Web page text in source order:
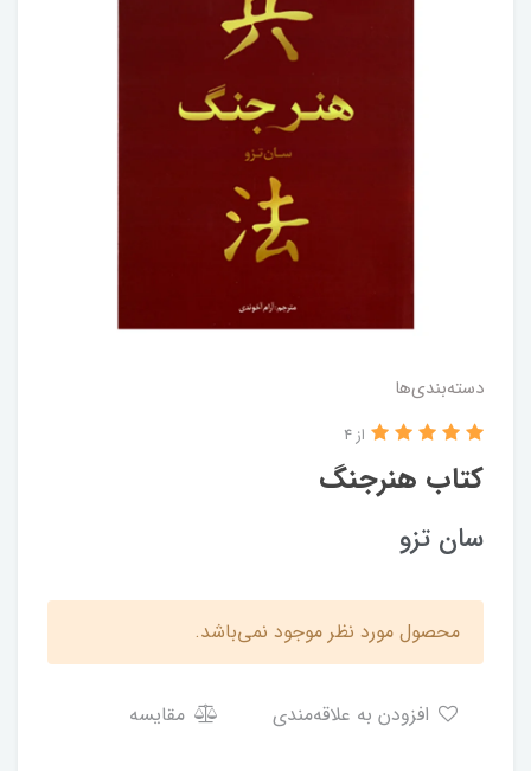
دسته‌بندی‌ها
کتاب هنرجنگ
از 4
سان تزو
محصول مورد نظر موجود نمی‌باشد.
مقایسه